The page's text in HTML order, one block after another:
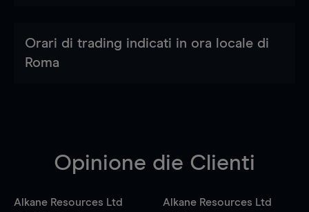
Orari di trading indicati in ora locale di
Roma
Opinione die Clienti
Alkane Resources Ltd
Alkane Resources Ltd